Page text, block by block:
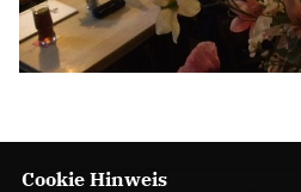
Cookie Hinweis